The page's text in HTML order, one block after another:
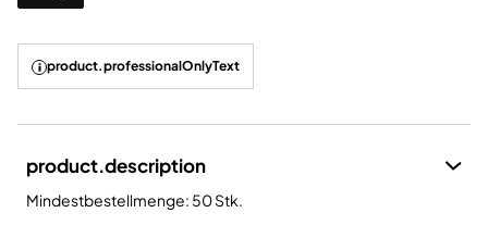
product.professionalOnlyText
product.description
Mindestbestellmenge: 50 Stk.